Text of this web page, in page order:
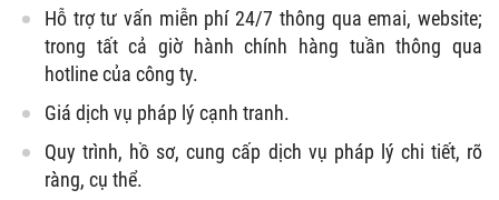
Hỗ trợ tư vấn miễn phí 24/7 thông qua emai, website;
trong tất cả giờ hành chính hàng tuần thông qua
hotline của công ty.
Giá dịch vụ pháp lý cạnh tranh.
Quy trình, hồ sơ, cung cấp dịch vụ pháp lý chi tiết, rõ
ràng, cụ thể.